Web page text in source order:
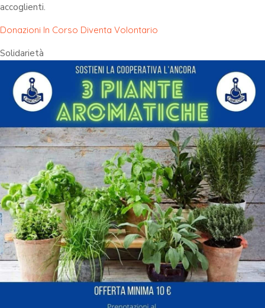
accoglienti.
Donazioni In Corso Diventa Volontario
Solidarietà